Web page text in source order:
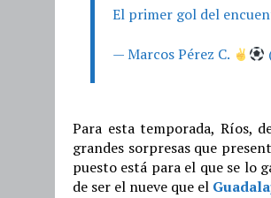
El primer gol del
— Marcos Pérez C.
Para esta temporada, Ríos,
grandes sorpresas que
puesto está para el que se lo
de ser el nueve que el